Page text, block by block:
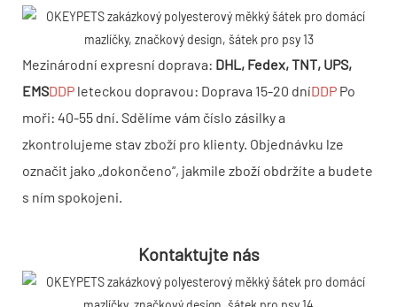
Mezinárodní expresní doprava: DHL, Fedex, TNT, UPS,
EMSDDP leteckou dopravou: Doprava 15-20 dníDDP Po
moři: 40-55 dní. Sdělíme vám číslo zásilky a
zkontrolujeme stav zboží pro klienty. Objednávku lze
označit jako „dokončeno“, jakmile zboží obdržíte a budete
s ním spokojeni.
Kontaktujte nás